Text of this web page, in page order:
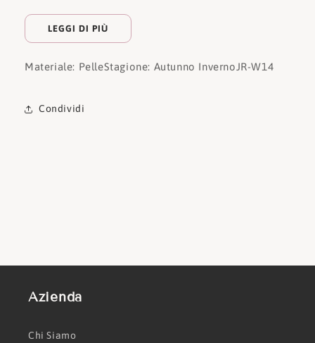
LEGGI DI PIÙ
Materiale: PelleStagione: Autunno Inverno JR-W14
Condividi
Azienda
Chi Siamo